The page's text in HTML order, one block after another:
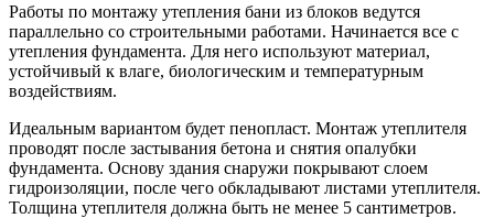
Работы по монтажу утепления бани из блоков ведутся
параллельно со строительными работами. Начинается все с
утепления фундамента. Для него используют материал,
устойчивый к влаге, биологическим и температурным
воздействиям.
Идеальным вариантом будет пенопласт. Монтаж утеплителя
проводят после застывания бетона и снятия опалубки
фундамента. Основу здания снаружи покрывают слоем
гидроизоляции, после чего обкладывают листами утеплителя.
Толщина утеплителя должна быть не менее 5 сантиметров.